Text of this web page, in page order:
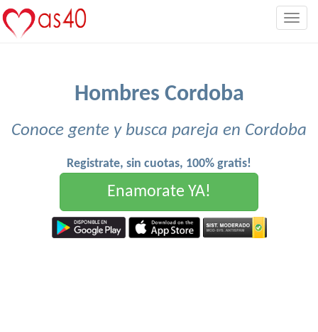
Hombres Cordoba
Conoce gente y busca pareja en Cordoba
Registrate, sin cuotas, 100% gratis!
Enamorate YA!